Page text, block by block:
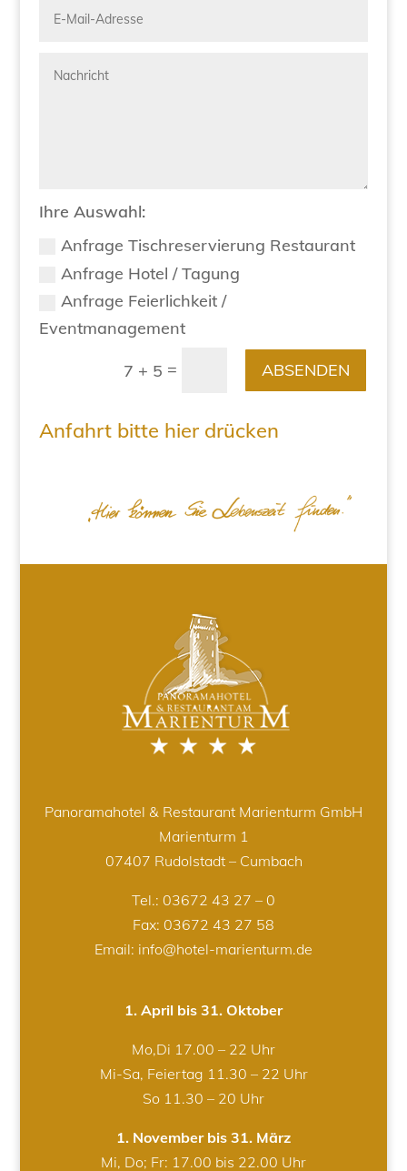
Ihre Auswahl:
Anfrage Tischreservierung Restaurant
Anfrage Hotel / Tagung
Anfrage Feierlichkeit /
Eventmanagement
7 + 5 = ABSENDEN
Anfahrt bitte hier drücken
Panoramahotel & Restaurant Marienturm GmbH
Marienturm 1
07407 Rudolstadt – Cumbach
Tel.: 03672 43 27 – 0
Fax: 03672 43 27 58
Email: info@hotel-marienturm.de
1. April bis 31. Oktober
Mo,Di 17.00 – 22 Uhr
Mi-Sa, Feiertag 11.30 – 22 Uhr
So 11.30 – 20 Uhr
1. November bis 31. März
Mi, Do; Fr: 17.00 bis 22.00 Uhr